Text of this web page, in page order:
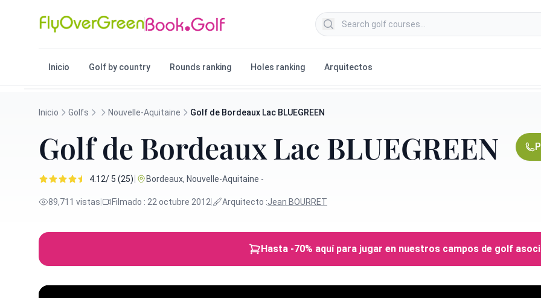
Search golf courses
Inicio Golf by country Rounds ranking Holes ranking Arquitectos
Inicio Golfs Nouvelle-Aquitaine Golf de Bordeaux Lac BLUEGREEN
Golf de Bordeaux Lac BLUEGREEN
4.12/ 5 (25)| Bordeaux, Nouvelle-Aquitaine -
89,711 vistas Filmado : 22 octubre 2012 Arquitecto :Jean BOURRET
Hasta -70% aquí para jugar en nuestros campos de golf